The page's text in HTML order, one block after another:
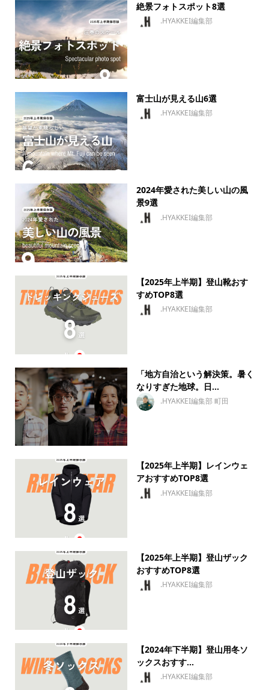
絶景フォトスポット8選
.HYAKKEI編集部
富士山が見える山6選
.HYAKKEI編集部
2024年愛された美しい山の風
景9選
.HYAKKEI編集部
【2025年上半期】登山靴おす
すめTOP8選
.HYAKKEI編集部
「地方自治という解決策。暑く
なりすぎた地球。日...
.HYAKKEI編集部 町田
【2025年上半期】レインウェ
アおすすめTOP8選
.HYAKKEI編集部
【2025年上半期】登山ザック
おすすめTOP8選
.HYAKKEI編集部
【2024年下半期】登山用冬ソ
ックスおすす...
.HYAKKEI編集部